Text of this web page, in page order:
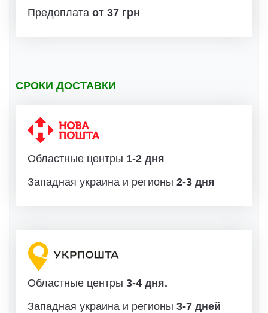
Предоплата от 37 грн
СРОКИ ДОСТАВКИ
Областные центры 1-2 дня
Западная украина и регионы 2-3 дня
Областные центры 3-4 дня.
Западная украина и регионы 3-7 дней